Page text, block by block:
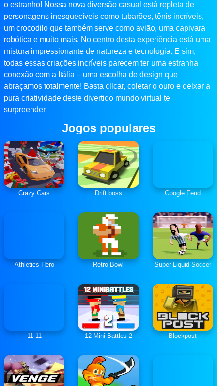
o estranho! Nossa nova diversão casual está repleta de
personagens inesquecíveis como tubarões, tênis incríveis,
um crocodilo que também serve como avião, uma capivara
robótica e muito mais. No centro desta experiência está uma
mistura impressionante de natureza e tecnologia. E sim,
todas essas criações incríveis parecem ter uma estranha
conexão com a Itália – uma escolha de design que
abraçamos totalmente! Basta clicar, coletar o ouro e deixar a
pura criatividade deste divertido mundo virtual te
surpreender.
Jogos populares
Crazy Cars Drift boss Google Feud
Athletics Hero Retro Bowl Super Liquid Soccer
11-11 12 Mini Battles 2 Blockpost